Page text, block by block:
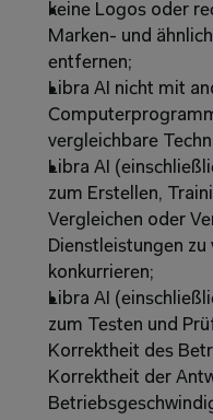
keine Logos oder
Marken- und
entfernen;
Libra AI nicht mit
vergleichbare
Libra AI
zum Erstellen,
Vergleichen oder
Dienstleistungen zu
konkurrieren;
Libra AI
zum Testen und
Korrektheit des
Korrektheit der